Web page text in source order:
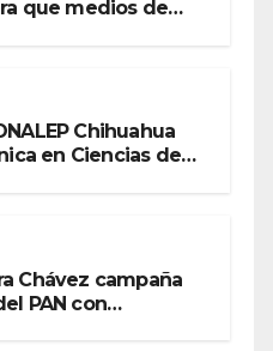
que medios de
Chihuahua
en Ciencias de
Chávez campaña
PAN con